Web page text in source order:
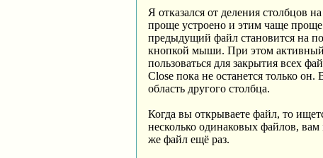
Я отказался от деления столбцов
проще устроено и этим чаще проще
предыдущий файл становится на
кнопкой мыши. При этом активный
пользоваться для закрытия всех
Close пока не останется только
область другого столбца.
Когда вы открываете файл, то
несколько одинаковых файлов,
же файл ещё раз.